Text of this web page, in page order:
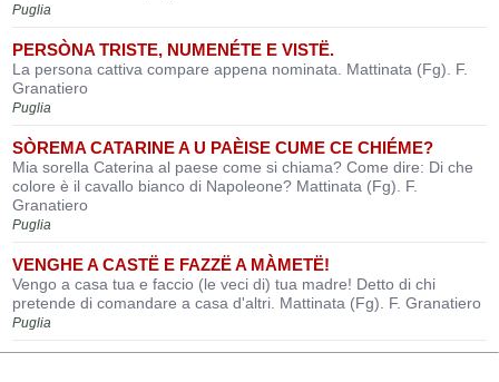
Puglia
PERSÒNA TRISTE, NUMENÉTE E VISTË.
La persona cattiva compare appena nominata. Mattinata (Fg). F.
Granatiero
Puglia
SÒREMA CATARINE A U PAÈISE CUME CE CHIÉME?
Mia sorella Caterina al paese come si chiama? Come dire: Di che
colore è il cavallo bianco di Napoleone? Mattinata (Fg). F.
Granatiero
Puglia
VENGHE A CASTË E FAZZË A MÀMETË!
Vengo a casa tua e faccio (le veci di) tua madre! Detto di chi
pretende di comandare a casa d'altri. Mattinata (Fg). F. Granatiero
Puglia